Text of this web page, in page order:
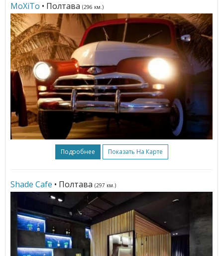
МоХіТо • Полтава (296 км.)
Подробнее Показать На Карте
Shade Cafe • Полтава (297 км.)